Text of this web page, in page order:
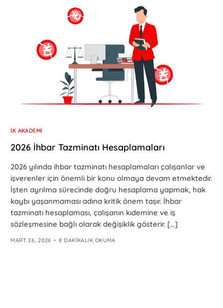
İK AKADEMI
2026 İhbar Tazminatı Hesaplamaları
2026 yılında ihbar tazminatı hesaplamaları çalışanlar ve
işverenler için önemli bir konu olmaya devam etmektedir.
İşten ayrılma sürecinde doğru hesaplama yapmak, hak
kaybı yaşanmaması adına kritik önem taşır. İhbar
tazminatı hesaplaması, çalışanın kıdemine ve iş
sözleşmesine bağlı olarak değişiklik gösterir. […]
MART 26, 2026 8 DAKIKALIK OKUMA